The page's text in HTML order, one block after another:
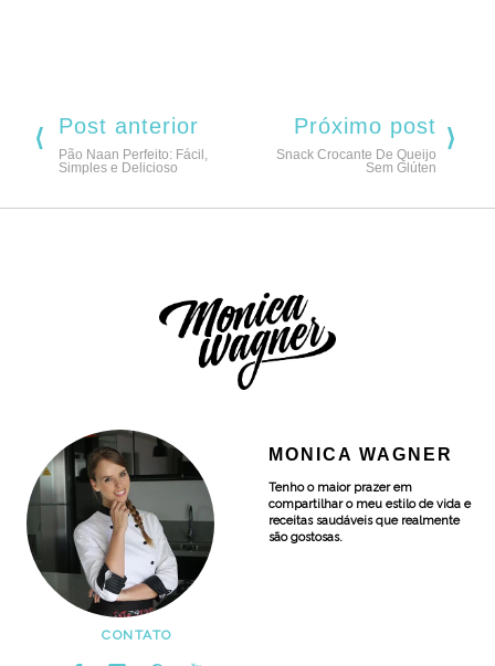
Post anterior
Pão Naan Perfeito: Fácil,
Simples e Delicioso
Próximo post
Snack Crocante De Queijo
Sem Glúten
MONICA WAGNER
Tenho o maior prazer em
compartilhar o meu estilo de vida e
receitas saudáveis que realmente
são gostosas.
CONTATO